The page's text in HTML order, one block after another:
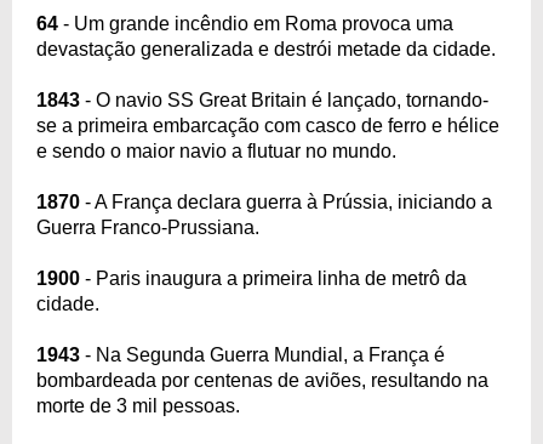
64 - Um grande incêndio em Roma provoca uma
devastação generalizada e destrói metade da cidade.
1843 - O navio SS Great Britain é lançado, tornando-
se a primeira embarcação com casco de ferro e hélice
e sendo o maior navio a flutuar no mundo.
1870 - A França declara guerra à Prússia, iniciando a
Guerra Franco-Prussiana.
1900 - Paris inaugura a primeira linha de metrô da
cidade.
1943 - Na Segunda Guerra Mundial, a França é
bombardeada por centenas de aviões, resultando na
morte de 3 mil pessoas.